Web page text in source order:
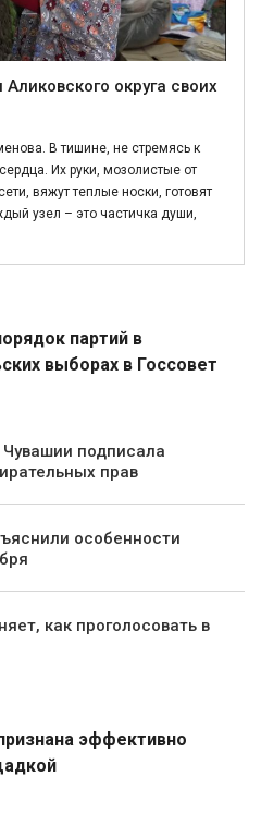
округа своих
В тишине, не стремясь к
Их руки, мозолистые от
вяжут теплые носки, готовят
узел – это частичка души,
партий в
выборах в Госсовет
подписала
прав
особенности
как проголосовать в
эффективно